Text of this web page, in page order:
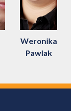
Weronika
Pawlak